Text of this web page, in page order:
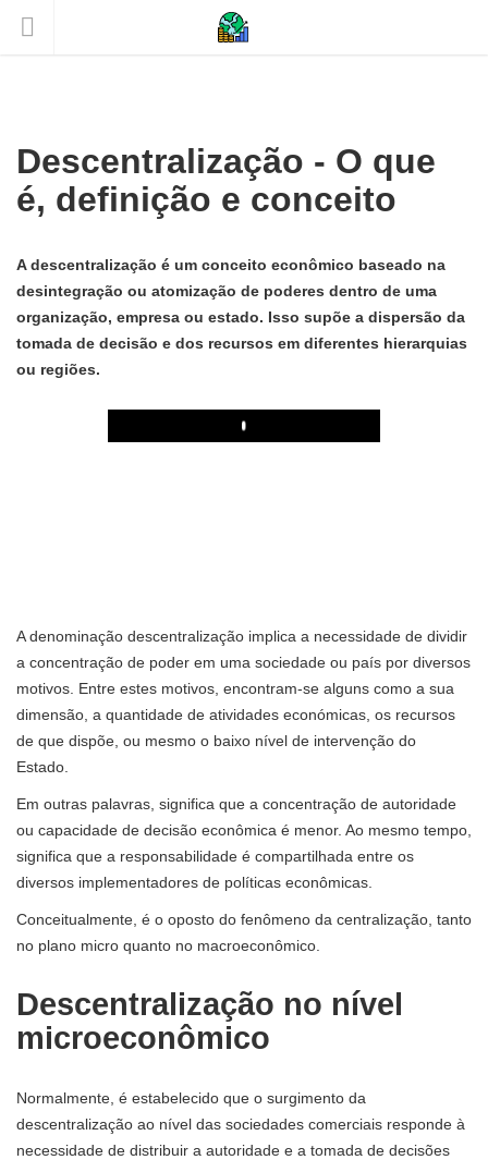
Descentralização - O que
é, definição e conceito
A descentralização é um conceito econômico baseado na
desintegração ou atomização de poderes dentro de uma
organização, empresa ou estado. Isso supõe a dispersão da
tomada de decisão e dos recursos em diferentes hierarquias
ou regiões.
Play
A denominação descentralização implica a necessidade de dividir
a concentração de poder em uma sociedade ou país por diversos
motivos. Entre estes motivos, encontram-se alguns como a sua
dimensão, a quantidade de atividades económicas, os recursos
de que dispõe, ou mesmo o baixo nível de intervenção do
Estado.
Em outras palavras, significa que a concentração de autoridade
ou capacidade de decisão econômica é menor. Ao mesmo tempo,
significa que a responsabilidade é compartilhada entre os
diversos implementadores de políticas econômicas.
Conceitualmente, é o oposto do fenômeno da centralização, tanto
no plano micro quanto no macroeconômico.
Descentralização no nível
microeconômico
Normalmente, é estabelecido que o surgimento da
descentralização ao nível das sociedades comerciais responde à
necessidade de distribuir a autoridade e a tomada de decisões